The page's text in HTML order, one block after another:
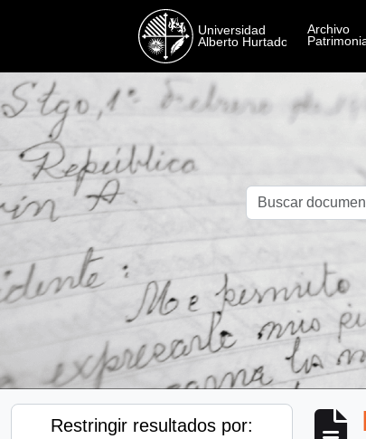
Restringir resultados por: